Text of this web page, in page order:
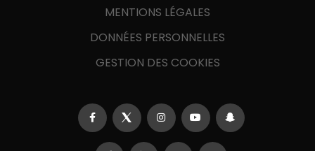
MENTIONS LÉGALES
DONNÉES PERSONNELLES
GESTION DES COOKIES